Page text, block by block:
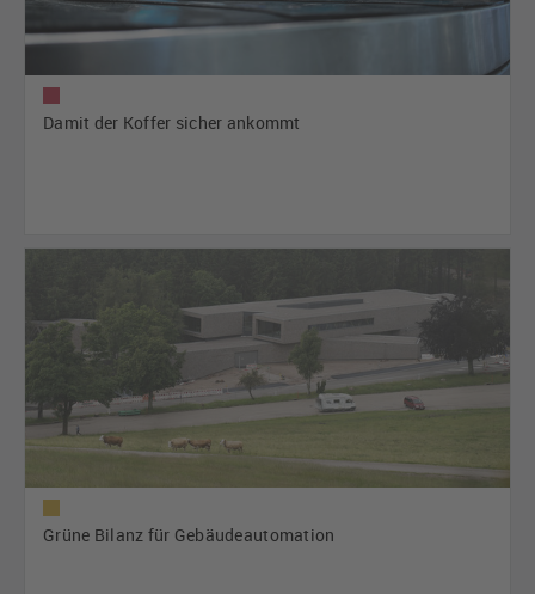
Damit der Koffer sicher ankommt
Grüne Bilanz für Gebäudeautomation